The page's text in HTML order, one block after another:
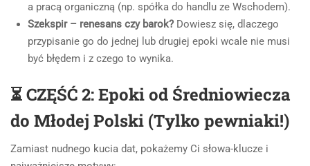
a pracą organiczną (np. spółka do handlu ze Wschodem).
Szekspir – renesans czy barok? Dowiesz się, dlaczego
przypisanie go do jednej lub drugiej epoki wcale nie musi
być błędem i z czego to wynika.
⏳ CZĘŚĆ 2: Epoki od Średniowiecza
do Młodej Polski (Tylko pewniaki!)
Zamiast nudnego kucia dat, pokażemy Ci słowa-klucze i